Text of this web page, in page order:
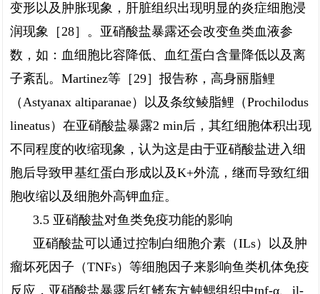
变形以及肿胀现象，肝脏组织出现明显的炎症细胞浸
润现象［28］。亚硝酸盐暴露还会改变鱼类血液参
数，如：血细胞比容降低、血红蛋白含量降低以及离
子紊乱。Martinez等［29］报告称，高身丽脂鲤
（Astyanax altiparanae）以及条纹鲮脂鲤（Prochilodus
lineatus）在亚硝酸盐暴露2 min后，其红细胞体积出现
不同程度的收缩现象，认为这是由于亚硝酸盐进入细
胞后导致甲基红蛋白形成以及K+外流，继而导致红细
胞收缩以及细胞外高钾血症。
3.5 亚硝酸盐对鱼类免疫功能的影响
亚硝酸盐可以通过控制白细胞介素（ILs）以及肿
瘤坏死因子（TNFs）等细胞因子来影响鱼类机体免疫
反应，亚硝酸盐暴露后红鳍东方鲀鳃组织中tnf-α、il-